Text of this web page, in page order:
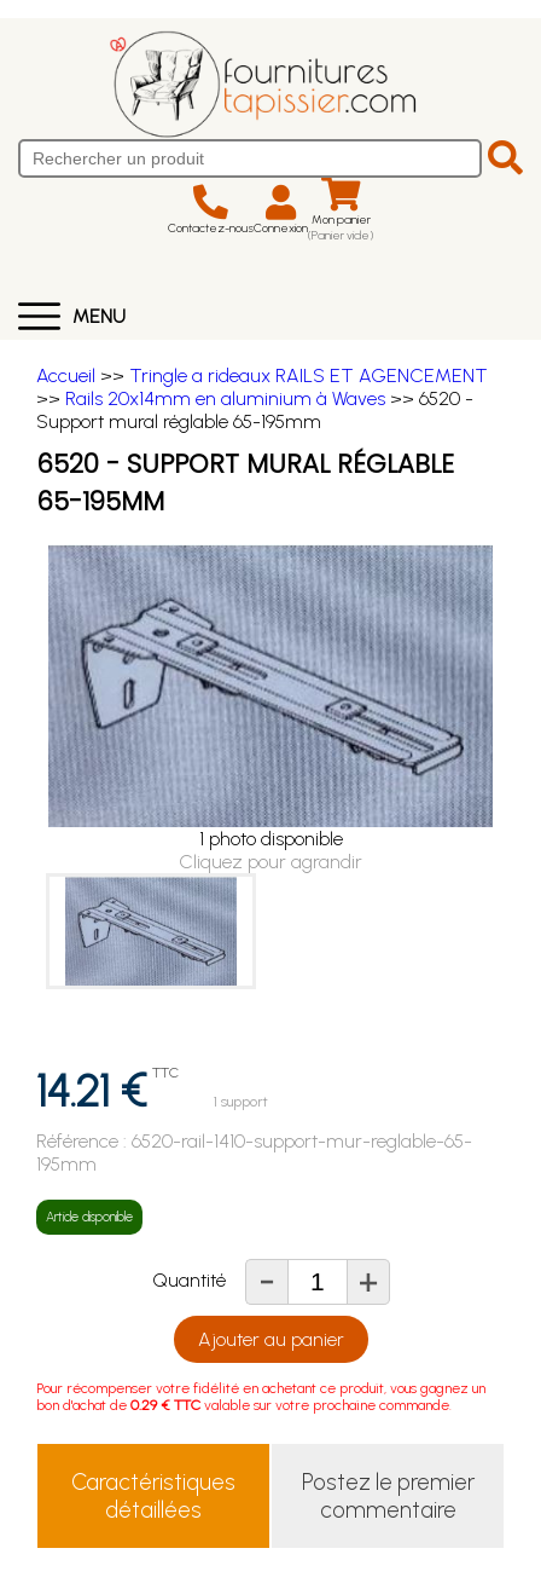
Contactez-nousConnexion Mon panier
(Panier vide)
MENU
Accueil >> Tringle a rideaux RAILS ET AGENCEMENT
>> Rails 20x14mm en aluminium à Waves >> 6520 -
Support mural réglable 65-195mm
6520 - SUPPORT MURAL RÉGLABLE
65-195MM
1 photo disponible
Cliquez pour agrandir
14.21 € TTC
1 support
Référence : 6520-rail-1410-support-mur-reglable-65-
195mm
Article disponible
Quantité - +
Ajouter au panier
Pour récompenser votre fidélité en achetant ce produit, vous gagnez un
bon d'achat de 0.29 € TTC valable sur votre prochaine commande.
Caractéristiques
détaillées
Postez le premier
commentaire